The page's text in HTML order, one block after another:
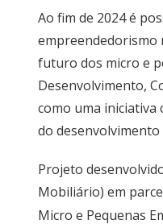
Ao fim de 2024 é
empreendedorismo
futuro dos micro e
Desenvolvimento,
como uma iniciativa
do
Projeto
Mobiliário) em
Micro e Pequenas